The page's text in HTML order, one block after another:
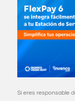
Si eres responsable